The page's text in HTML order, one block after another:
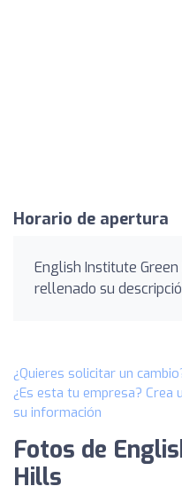
Horario de apertura
English Institute
rellenado su
¿Quieres solicitar un
¿Es esta tu empresa?
su información
Fotos de
Hills